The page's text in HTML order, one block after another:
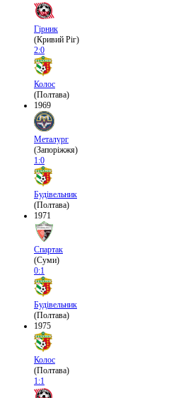
Гірник
(Кривий Ріг)
2:0
Колос
(Полтава)
1969
Металург
(Запоріжжя)
1:0
Будівельник
(Полтава)
1971
Спартак
(Суми)
0:1
Будівельник
(Полтава)
1975
Колос
(Полтава)
1:1